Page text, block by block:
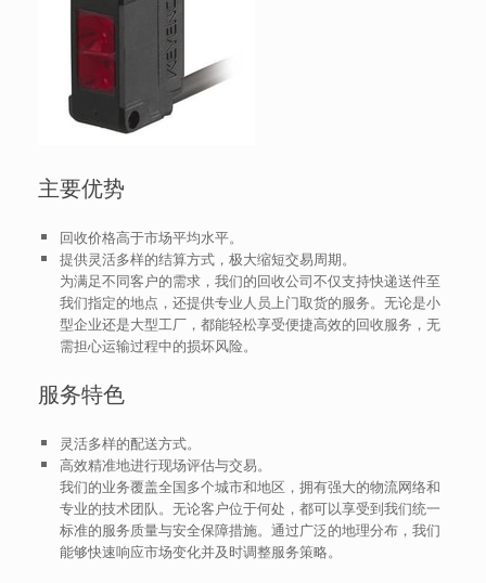
主要优势
回收价格高于市场平均水平。
提供灵活多样的结算方式，极大缩短交易周期。
为满足不同客户的需求，我们的回收公司不仅支持快递送件至
我们指定的地点，还提供专业人员上门取货的服务。无论是小
型企业还是大型工厂，都能轻松享受便捷高效的回收服务，无
需担心运输过程中的损坏风险。
服务特色
灵活多样的配送方式。
高效精准地进行现场评估与交易。
我们的业务覆盖全国多个城市和地区，拥有强大的物流网络和
专业的技术团队。无论客户位于何处，都可以享受到我们统一
标准的服务质量与安全保障措施。通过广泛的地理分布，我们
能够快速响应市场变化并及时调整服务策略。